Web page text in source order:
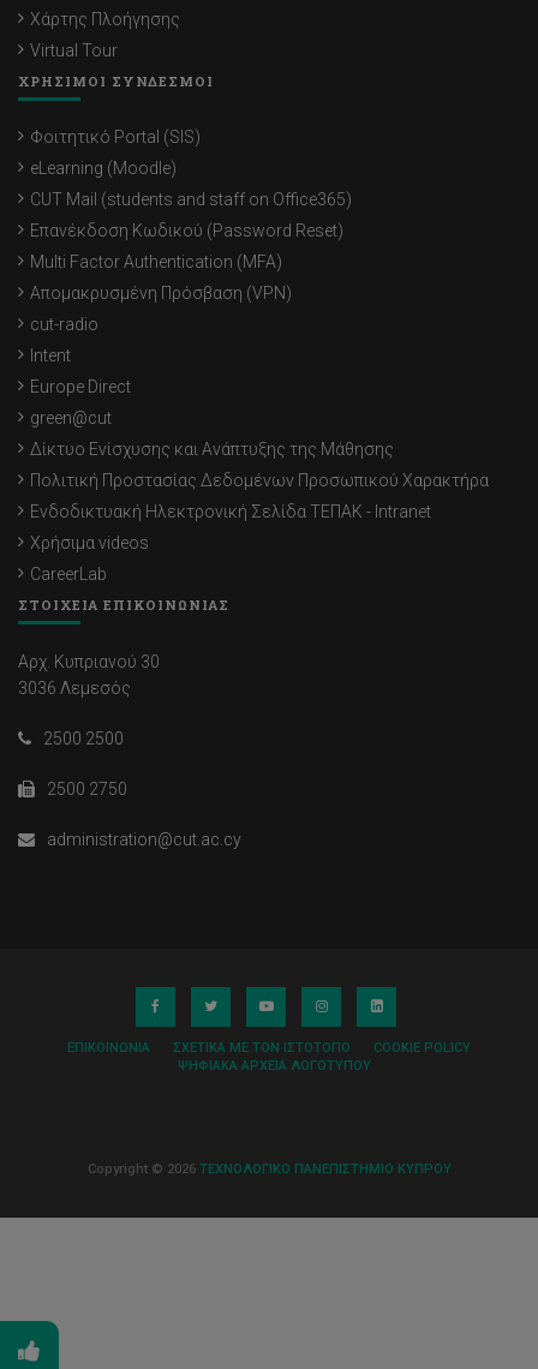
Χάρτης Πλοήγησης
Virtual Tour
ΧΡΗΣΙΜΟΙ ΣΥΝΔΕΣΜΟΙ
Φοιτητικό Portal (SIS)
eLearning (Moodle)
CUT Mail (students and staff on Office365)
Επανέκδοση Κωδικού (Password Reset)
Multi Factor Authentication (MFA)
Απομακρυσμένη Πρόσβαση (VPN)
cut-radio
Intent
Europe Direct
green@cut
Δίκτυο Ενίσχυσης και Ανάπτυξης της Μάθησης
Πολιτική Προστασίας Δεδομένων Προσωπικού Χαρακτήρα
Ενδοδικτυακή Ηλεκτρονική Σελίδα ΤΕΠΑΚ - Intranet
Χρήσιμα videos
CareerLab
ΣΤΟΙΧΕΙΑ ΕΠΙΚΟΙΝΩΝΙΑΣ
Αρχ. Κυπριανού 30
3036 Λεμεσός
2500 2500
2500 2750
administration@cut.ac.cy
ΕΠΙΚΟΙΝΩΝΊΑ ΣΧΕΤΙΚΆ ΜΕ ΤΟΝ ΙΣΤΌΤΟΠΟ
COOKIE POLICY
ΨΗΦΙΑΚΆ ΑΡΧΕΊΑ ΛΟΓΌΤΥΠΟΥ
Copyright © 2026 ΤΕΧΝΟΛΟΓΙΚΟ ΠΑΝΕΠΙΣΤΗΜΙΟ ΚΥΠΡΟΥ